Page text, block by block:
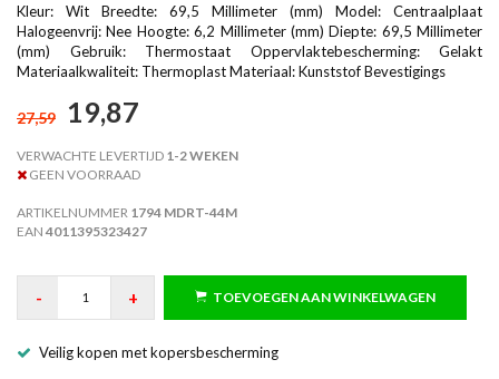
Kleur: Wit Breedte: 69,5 Millimeter (mm) Model: Centraalplaat
Halogeenvrij: Nee Hoogte: 6,2 Millimeter (mm) Diepte: 69,5 Millimeter
(mm) Gebruik: Thermostaat Oppervlaktebescherming: Gelakt
Materiaalkwaliteit: Thermoplast Materiaal: Kunststof Bevestigings
27,59 19,87
VERWACHTE LEVERTIJD 1-2 WEKEN
GEEN VOORRAAD
ARTIKELNUMMER 1794 MDRT-44M
EAN 4011395323427
- + TOEVOEGEN AAN WINKELWAGEN
Veilig kopen met kopersbescherming